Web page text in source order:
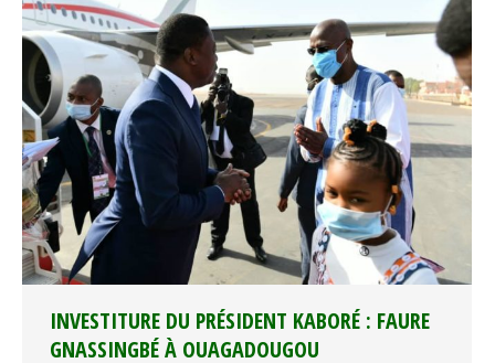
INVESTITURE DU PRÉSIDENT KABORÉ : FAURE
GNASSINGBÉ À OUAGADOUGOU